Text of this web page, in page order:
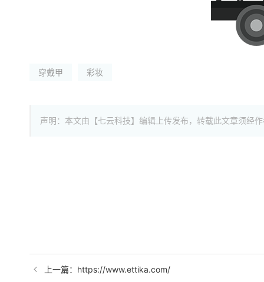
穿戴甲 彩妆
声明：本文由【七云科技】编辑上传发布，转载此文章须经
上一篇：https://www.ettika.com/